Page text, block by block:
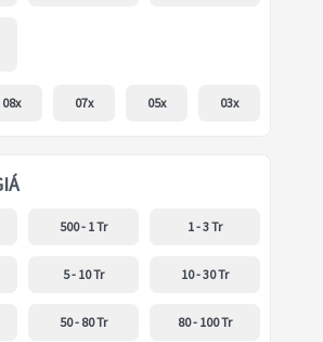
08x 07x 05x 03x
500 - 1 Tr 1 - 3 Tr
5 - 10 Tr 10 - 30 Tr
50 - 80 Tr 80 - 100 Tr